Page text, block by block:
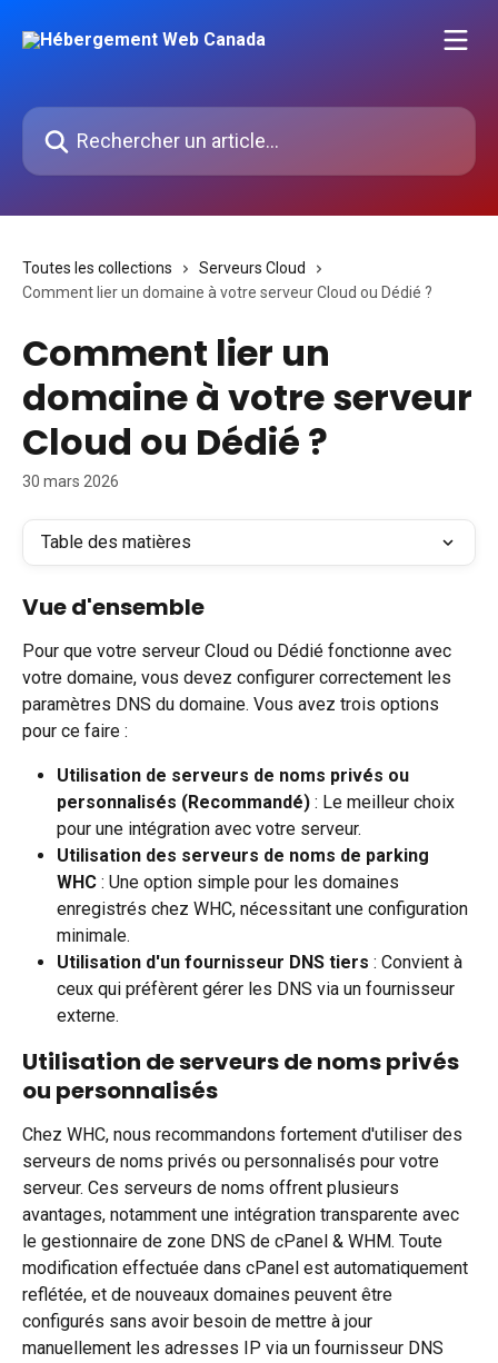
Rechercher un article...
Toutes les collections
Serveurs Cloud
Comment lier un domaine à votre serveur Cloud ou Dédié ?
Comment lier un
domaine à votre serveur
Cloud ou Dédié ?
30 mars 2026
Table des matières
Vue d'ensemble
Pour que votre serveur Cloud ou Dédié fonctionne avec
votre domaine, vous devez configurer correctement les
paramètres DNS du domaine. Vous avez trois options
pour ce faire :
Utilisation de serveurs de noms privés ou
personnalisés (Recommandé) : Le meilleur choix
pour une intégration avec votre serveur.
Utilisation des serveurs de noms de parking
WHC : Une option simple pour les domaines
enregistrés chez WHC, nécessitant une configuration
minimale.
Utilisation d'un fournisseur DNS tiers : Convient à
ceux qui préfèrent gérer les DNS via un fournisseur
externe.
Utilisation de serveurs de noms privés
ou personnalisés
Chez WHC, nous recommandons fortement d'utiliser des
serveurs de noms privés ou personnalisés pour votre
serveur. Ces serveurs de noms offrent plusieurs
avantages, notamment une intégration transparente avec
le gestionnaire de zone DNS de cPanel & WHM. Toute
modification effectuée dans cPanel est automatiquement
reflétée, et de nouveaux domaines peuvent être
configurés sans avoir besoin de mettre à jour
manuellement les adresses IP via un fournisseur DNS